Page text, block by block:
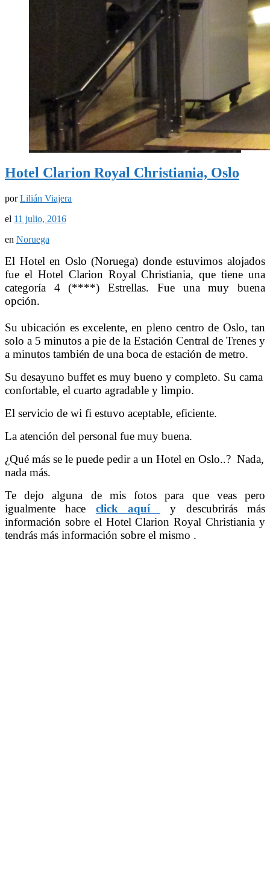
Hotel Clarion Royal Christiania, Oslo
porLilián Viajera
el 11 julio, 2016
en Noruega
El Hotel en Oslo (Noruega) donde estuvimos alojados
fue el Hotel Clarion Royal Christiania, que tiene una
categoría 4 (****) Estrellas. Fue una muy buena
opción.
Su ubicación es excelente, en pleno centro de Oslo, tan
solo a 5 minutos a pie de la Estación Central de Trenes y
a minutos también de una boca de estación de metro.
Su desayuno buffet es muy bueno y completo. Su cama
confortable, el cuarto agradable y limpio.
El servicio de wi fi estuvo aceptable, eficiente.
La atención del personal fue muy buena.
¿Qué más se le puede pedir a un Hotel en Oslo..? Nada,
nada más.
Te dejo alguna de mis fotos para que veas pero
igualmente hace click aquí
y descubrirás más
información sobre el Hotel Clarion Royal Christiania y
tendrás más información sobre el mismo .